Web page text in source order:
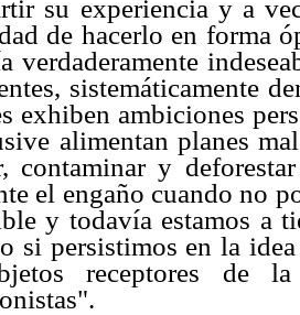
su experiencia y a
de hacerlo en forma
verdaderamente
sistemáticamente
exhiben ambiciones
alimentan planes
contaminar y
el engaño cuando no
y todavía estamos a
si persistimos en la
receptores de